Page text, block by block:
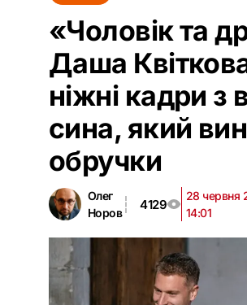
«Чоловік та
Даша
ніжні кадри з
сина, який
обручки
Олег
Норов
4129
28 червня
14:01